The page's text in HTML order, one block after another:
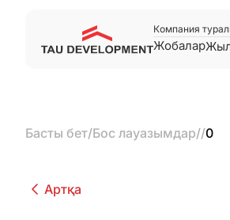
Компания
Жобалар
Басты бет/Бос лауазымдар//0
Артқа